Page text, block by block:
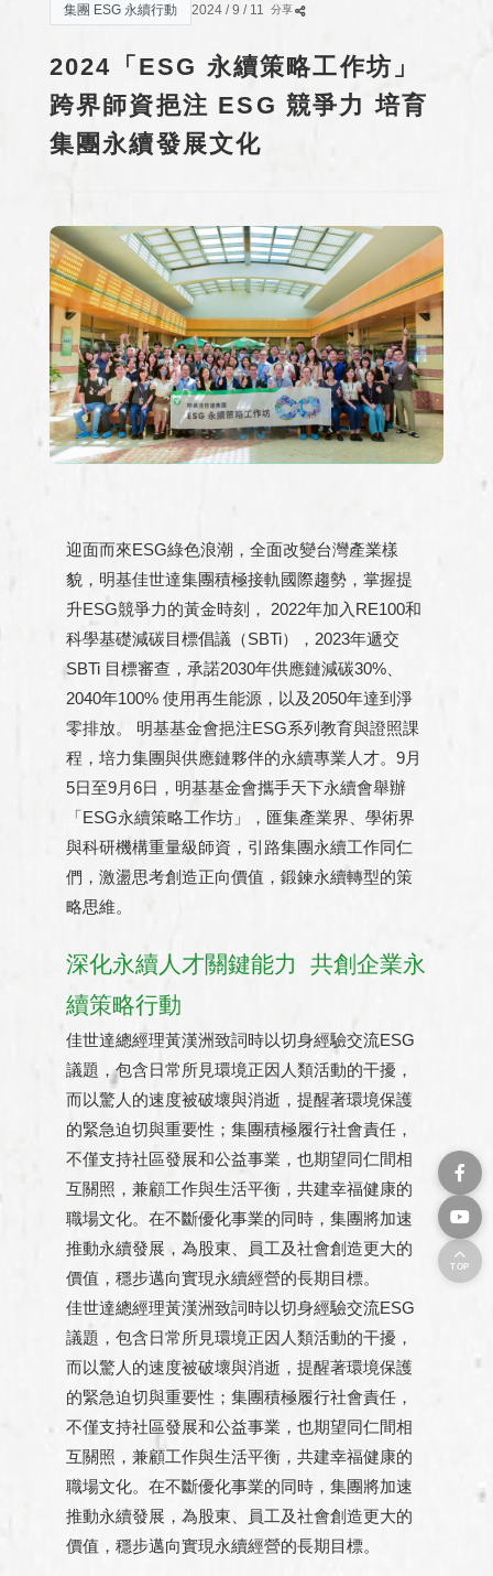
集團 ESG 永續行動 2024 / 9 / 11 分享
2024「ESG 永續策略工作坊」
跨界師資挹注 ESG 競爭力 培育
集團永續發展文化
迎面而來ESG綠色浪潮，全面改變台灣產業樣
貌，明基佳世達集團積極接軌國際趨勢，掌握提
升ESG競爭力的黃金時刻， 2022年加入RE100和
科學基礎減碳目標倡議（SBTi），2023年遞交
SBTi 目標審查，承諾2030年供應鏈減碳30%、
2040年100% 使用再生能源，以及2050年達到淨
零排放。 明基基金會挹注ESG系列教育與證照課
程，培力集團與供應鏈夥伴的永續專業人才。9月
5日至9月6日，明基基金會攜手天下永續會舉辦
「ESG永續策略工作坊」，匯集產業界、學術界
與科研機構重量級師資，引路集團永續工作同仁
們，激盪思考創造正向價值，鍛鍊永續轉型的策
略思維。
深化永續人才關鍵能力 共創企業永
續策略行動
佳世達總經理黃漢洲致詞時以切身經驗交流ESG
議題，包含日常所見環境正因人類活動的干擾，
而以驚人的速度被破壞與消逝，提醒著環境保護
的緊急迫切與重要性；集團積極履行社會責任，
不僅支持社區發展和公益事業，也期望同仁間相
互關照，兼顧工作與生活平衡，共建幸福健康的
職場文化。在不斷優化事業的同時，集團將加速
推動永續發展，為股東、員工及社會創造更大的
價值，穩步邁向實現永續經營的長期目標。
佳世達總經理黃漢洲致詞時以切身經驗交流ESG
議題，包含日常所見環境正因人類活動的干擾，
而以驚人的速度被破壞與消逝，提醒著環境保護
的緊急迫切與重要性；集團積極履行社會責任，
不僅支持社區發展和公益事業，也期望同仁間相
互關照，兼顧工作與生活平衡，共建幸福健康的
職場文化。在不斷優化事業的同時，集團將加速
推動永續發展，為股東、員工及社會創造更大的
價值，穩步邁向實現永續經營的長期目標。
TOP